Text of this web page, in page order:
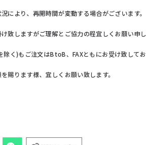
により、再開時間が変動する場合がございます。
致しますがご理解とご協力の程宜しくお願い申し
除く)もご注文はBtoB、FAXともにお受け致してお
賜ります様、宜しくお願い致します。